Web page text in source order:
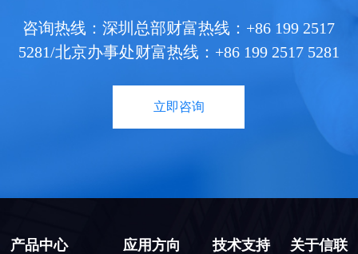
咨询热线：深圳总部财富热线：+86 199 2517
5281/北京办事处财富热线：+86 199 2517 5281
立即咨询
产品中心 应用方向 技术支持 关于信联